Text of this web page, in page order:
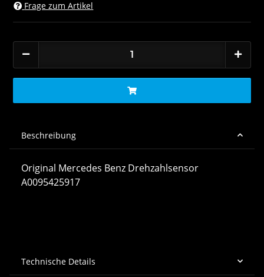
Frage zum Artikel
Beschreibung
Original Mercedes Benz Drehzahlsensor
A0095425917
Technische Details